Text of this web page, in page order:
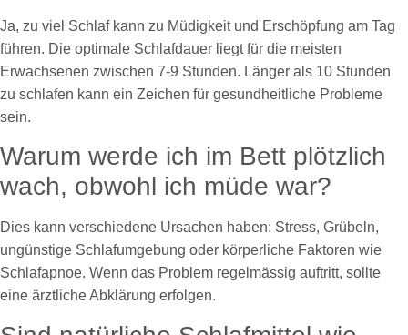
Ja, zu viel Schlaf kann zu Müdigkeit und Erschöpfung am Tag
führen. Die optimale Schlafdauer liegt für die meisten
Erwachsenen zwischen 7-9 Stunden. Länger als 10 Stunden
zu schlafen kann ein Zeichen für gesundheitliche Probleme
sein.
Warum werde ich im Bett plötzlich
wach, obwohl ich müde war?
Dies kann verschiedene Ursachen haben: Stress, Grübeln,
ungünstige Schlafumgebung oder körperliche Faktoren wie
Schlafapnoe. Wenn das Problem regelmässig auftritt, sollte
eine ärztliche Abklärung erfolgen.